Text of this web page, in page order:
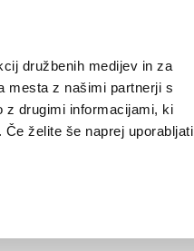
družbenih medijev in za
mesta z našimi partnerji s
z drugimi informacijami, ki
želite še naprej uporabljati
ŠE